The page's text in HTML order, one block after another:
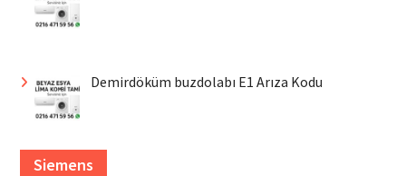
Demirdöküm buzdolabı E1 Arıza Kodu
Siemens